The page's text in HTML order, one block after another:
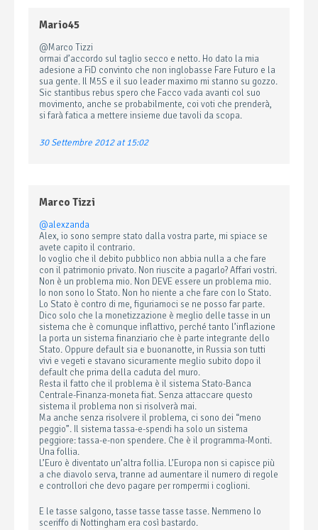
Mario45
@Marco Tizzi
ormai d’accordo sul taglio secco e netto. Ho dato la mia
adesione a FiD convinto che non inglobasse Fare Futuro e la
sua gente. Il M5S e il suo leader maximo mi stanno su gozzo.
Sic stantibus rebus spero che Facco vada avanti col suo
movimento, anche se probabilmente, coi voti che prenderà,
si farà fatica a mettere insieme due tavoli da scopa.
30 Settembre 2012 at 15:02
Marco Tizzi
@alexzanda
Alex, io sono sempre stato dalla vostra parte, mi spiace se
avete capito il contrario.
Io voglio che il debito pubblico non abbia nulla a che fare
con il patrimonio privato. Non riuscite a pagarlo? Affari vostri.
Non è un problema mio. Non DEVE essere un problema mio.
Io non sono lo Stato. Non ho niente a che fare con lo Stato.
Lo Stato è contro di me, figuriamoci se ne posso far parte.
Dico solo che la monetizzazione è meglio delle tasse in un
sistema che è comunque inflattivo, perché tanto l’inflazione
la porta un sistema finanziario che è parte integrante dello
Stato. Oppure default sia e buonanotte, in Russia son tutti
vivi e vegeti e stavano sicuramente meglio subito dopo il
default che prima della caduta del muro.
Resta il fatto che il problema è il sistema Stato-Banca
Centrale-Finanza-moneta fiat. Senza attaccare questo
sistema il problema non si risolverà mai.
Ma anche senza risolvere il problema, ci sono dei “meno
peggio”. Il sistema tassa-e-spendi ha solo un sistema
peggiore: tassa-e-non spendere. Che è il programma-Monti.
Una follia.
L’Euro è diventato un’altra follia. L’Europa non si capisce più
a che diavolo serva, tranne ad aumentare il numero di regole
e controllori che devo pagare per rompermi i coglioni.
E le tasse salgono, tasse tasse tasse tasse. Nemmeno lo
sceriffo di Nottingham era così bastardo.